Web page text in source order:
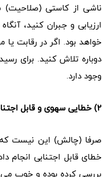
ناشی از کاستی
ارزیابی و جبران کنید،
خواهد بود. اگر در رقابت
دوباره تلاش کنید. برای
وجود دارد.
2) خطایی سهوی و قابل اجتناب که منجر به شکست شده:
صرفا (چالش) این نیست
خطای قابل اجتنابی انجام
بررسی کرده بوده و خوب